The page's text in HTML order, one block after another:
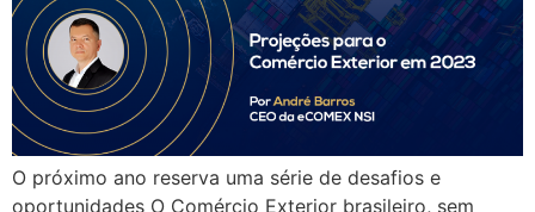
O próximo ano reserva uma série de desafios e
oportunidades O Comércio Exterior brasileiro, sem